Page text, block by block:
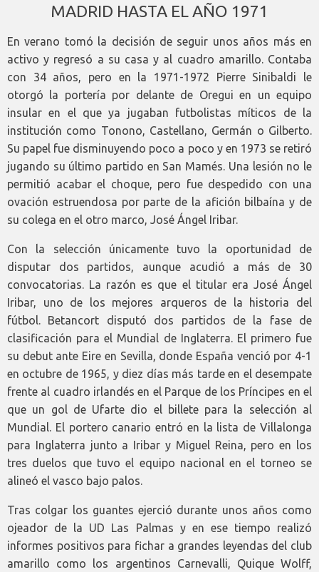
MADRID HASTA EL AÑO 1971
En verano tomó la decisión de seguir unos años más en
activo y regresó a su casa y al cuadro amarillo. Contaba
con 34 años, pero en la 1971-1972 Pierre Sinibaldi le
otorgó la portería por delante de Oregui en un equipo
insular en el que ya jugaban futbolistas míticos de la
institución como Tonono, Castellano, Germán o Gilberto.
Su papel fue disminuyendo poco a poco y en 1973 se retiró
jugando su último partido en San Mamés. Una lesión no le
permitió acabar el choque, pero fue despedido con una
ovación estruendosa por parte de la afición bilbaína y de
su colega en el otro marco, José Ángel Iribar.
Con la selección únicamente tuvo la oportunidad de
disputar dos partidos, aunque acudió a más de 30
convocatorias. La razón es que el titular era José Ángel
Iribar, uno de los mejores arqueros de la historia del
fútbol. Betancort disputó dos partidos de la fase de
clasificación para el Mundial de Inglaterra. El primero fue
su debut ante Eire en Sevilla, donde España venció por 4-1
en octubre de 1965, y diez días más tarde en el desempate
frente al cuadro irlandés en el Parque de los Príncipes en el
que un gol de Ufarte dio el billete para la selección al
Mundial. El portero canario entró en la lista de Villalonga
para Inglaterra junto a Iribar y Miguel Reina, pero en los
tres duelos que tuvo el equipo nacional en el torneo se
alineó el vasco bajo palos.
Tras colgar los guantes ejerció durante unos años como
ojeador de la UD Las Palmas y en ese tiempo realizó
informes positivos para fichar a grandes leyendas del club
amarillo como los argentinos Carnevalli, Quique Wolff,